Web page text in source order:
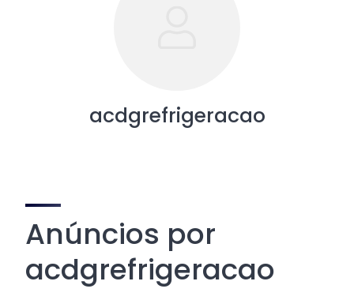
acdgrefrigeracao
Anúncios por
acdgrefrigeracao